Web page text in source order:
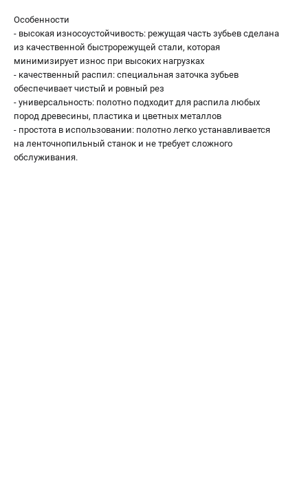
Характеристики токарных станков
Токарные "ДОПЫ"
Все о влажности древесины
ТЕЛЕФОН (САНКТ-ПЕТЕРБУРГ)
+7 (812) 317-66-20
Информация размещённая на сайте не является публичной
Особенности
- высокая износоустойчивость: режущая часть зубьев сделана
из качественной быстрорежущей стали, которая
минимизирует износ при высоких нагрузках
- качественный распил: специальная заточка зубьев
обеспечивает чистый и ровный рез
- универсальность: полотно подходит для распила любых
пород древесины, пластика и цветных металлов
- простота в использовании: полотно легко устанавливается
на ленточнопильный станок и не требует сложного
обслуживания.